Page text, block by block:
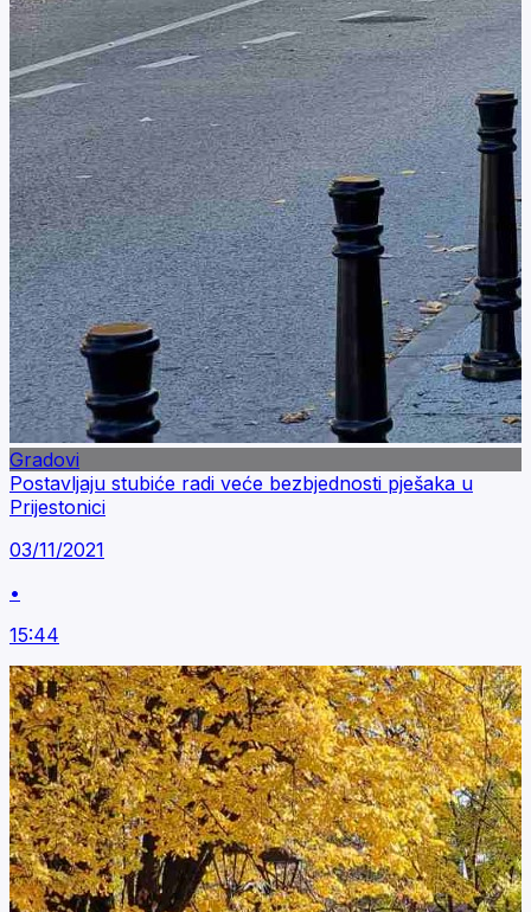
Gradovi
Postavljaju stubiće radi veće bezbjednosti pješaka u
Prijestonici
03/11/2021
•
15:44